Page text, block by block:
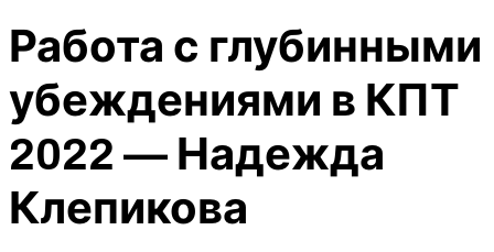
Работа с глубинными
убеждениями в КПТ
2022 — Надежда
Клепикова